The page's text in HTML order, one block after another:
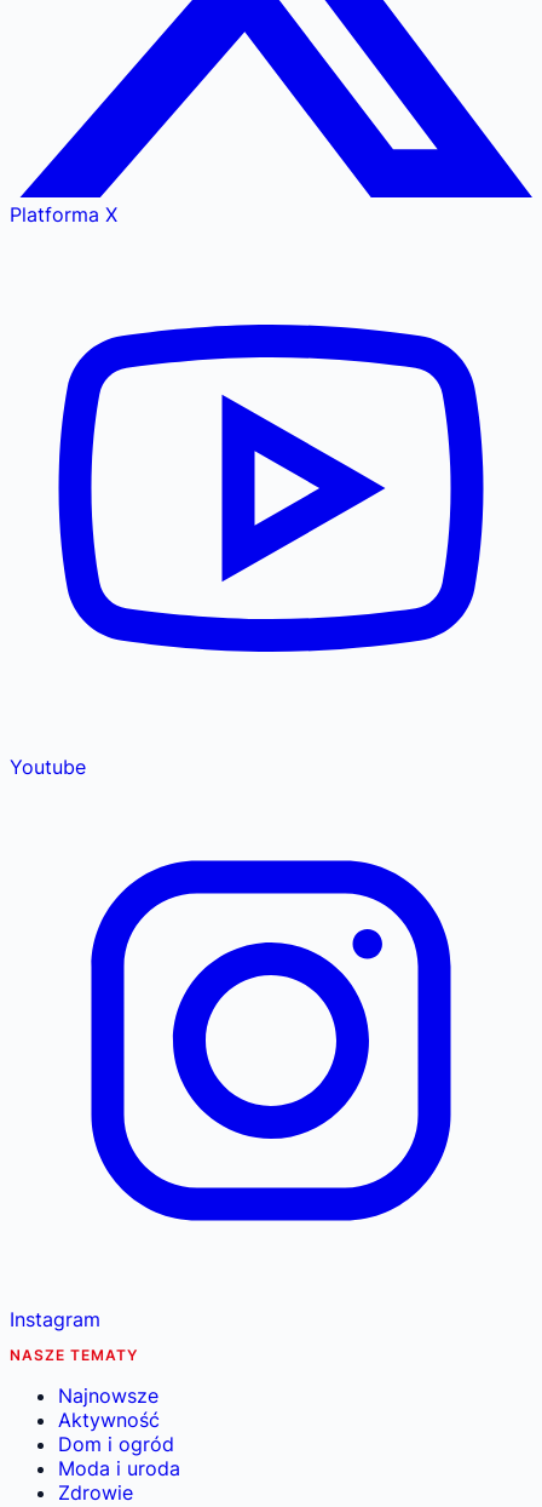
Platforma X
Youtube
Instagram
NASZE TEMATY
Najnowsze
Aktywność
Dom i ogród
Moda i uroda
Zdrowie